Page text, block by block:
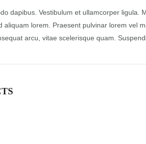
dapibus. Vestibulum et ullamcorper
aliquam lorem. Praesent pulvinar lorem vel
arcu, vitae scelerisque quam.